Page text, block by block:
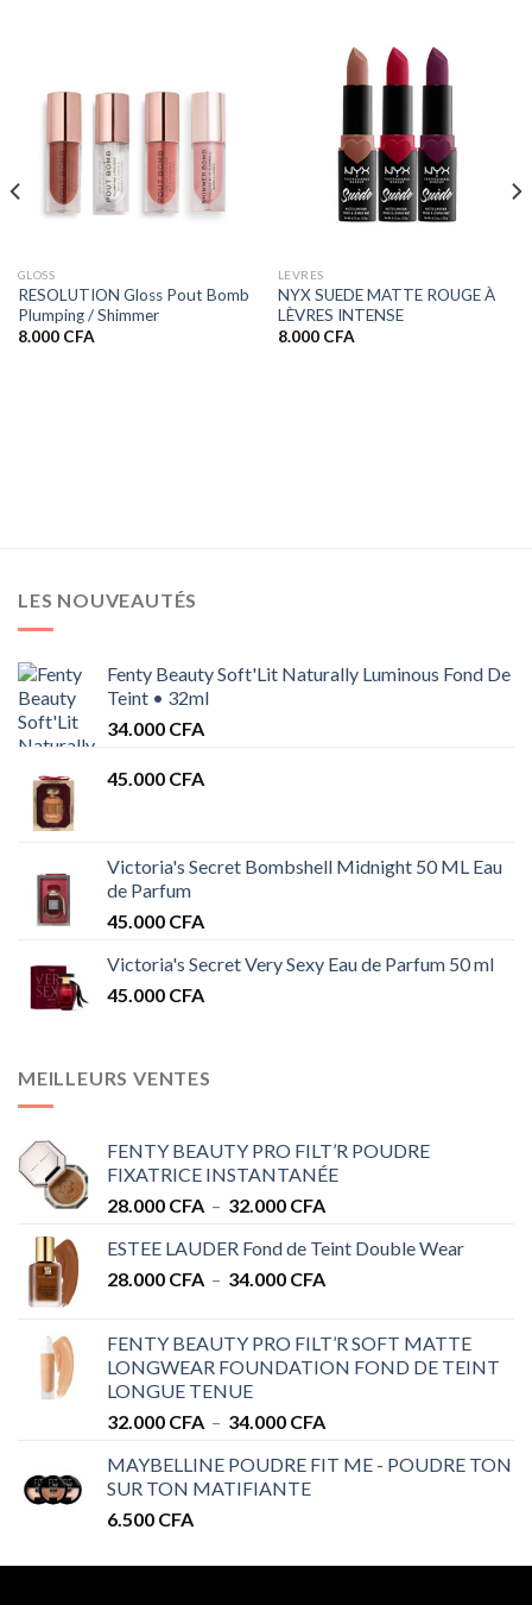
GLOSS
RESOLUTION Gloss Pout Bomb
Plumping / Shimmer
8.000 CFA
LEVRES
NYX SUEDE MATTE ROUGE À
LÈVRES INTENSE
8.000 CFA
LES NOUVEAUTÉS
Fenty Beauty Soft'Lit Naturally Luminous Fond De
Teint • 32ml
34.000 CFA
45.000 CFA
Victoria's Secret Bombshell Midnight 50 ML Eau
de Parfum
45.000 CFA
Victoria's Secret Very Sexy Eau de Parfum 50 ml
45.000 CFA
MEILLEURS VENTES
FENTY BEAUTY PRO FILT’R POUDRE
FIXATRICE INSTANTANÉE
28.000 CFA – 32.000 CFAPlage
prix :
28.000 CFA
ESTEE LAUDER Fond de Teint Double Wear
28.000 CFA – 34.000 CFAPlage
28.000 CFA
à
FENTY BEAUTY PRO FILT’R SOFT MATTE
LONGWEAR FOUNDATION FOND DE TEINT
LONGUE TENUE
32.000 CFA – 34.000 CFAPlage
prix :
MAYBELLINE POUDRE FIT ME - POUDRE TON
SUR TON MATIFIANTE
6.500 CFA